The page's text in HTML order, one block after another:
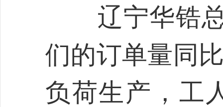
辽宁华锆总
们的订单量同
负荷生产，工